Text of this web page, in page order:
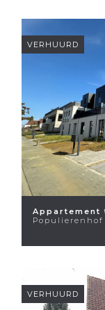
VERHUURD
Appartement
Populierenhof
VERHUURD